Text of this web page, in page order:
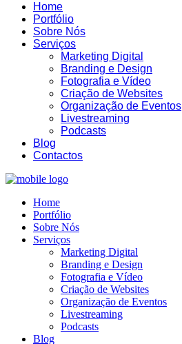
Home
Portfólio
Sobre Nós
Serviços
Marketing Digital
Branding e Design
Fotografia e Vídeo
Criação de Websites
Organização de Eventos
Livestreaming
Podcasts
Blog
Contactos
Home
Portfólio
Sobre Nós
Serviços
Marketing Digital
Branding e Design
Fotografia e Vídeo
Criação de Websites
Organização de Eventos
Livestreaming
Podcasts
Blog
03:53